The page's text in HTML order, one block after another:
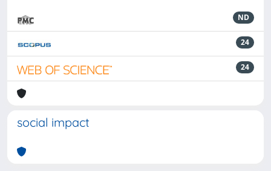
ND
24
24
social impact